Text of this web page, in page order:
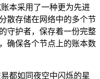
本采用了一种更为先进
散存储在网络中的多个节
守护者，保存着一份完整
确保各个节点上的账本数
都如同夜空中闪烁的星